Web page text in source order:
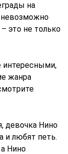
на
невозможно
это не только
интересными,
жанра
девочка Нино
и любят петь.
Нино